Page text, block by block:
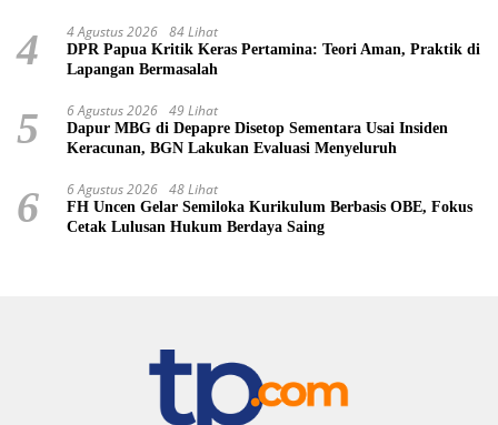
4 4 Agustus 2026 84 Lihat
DPR Papua Kritik Keras Pertamina: Teori Aman, Praktik di
Lapangan Bermasalah
5 6 Agustus 2026 49 Lihat
Dapur MBG di Depapre Disetop Sementara Usai Insiden
Keracunan, BGN Lakukan Evaluasi Menyeluruh
6 6 Agustus 2026 48 Lihat
FH Uncen Gelar Semiloka Kurikulum Berbasis OBE, Fokus
Cetak Lulusan Hukum Berdaya Saing